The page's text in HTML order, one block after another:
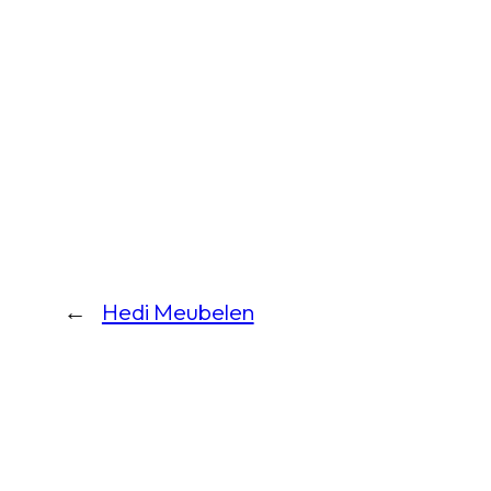
← Hedi Meubelen